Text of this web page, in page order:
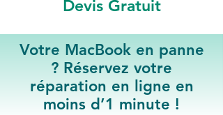
Devis Gratuit
Votre MacBook en panne
? Réservez votre
réparation en ligne en
moins d’1 minute !